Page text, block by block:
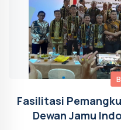
Fasilitasi
Dewan Jamu